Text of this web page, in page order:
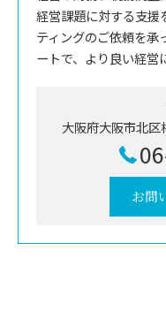
経営課題に対する支援
ティングのご依頼を承
ートで、より良い経営
大阪府大阪市北
お問